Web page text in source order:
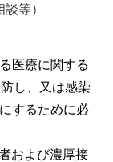
等）
医療に関する
し、又は感染
するために必
および濃厚接